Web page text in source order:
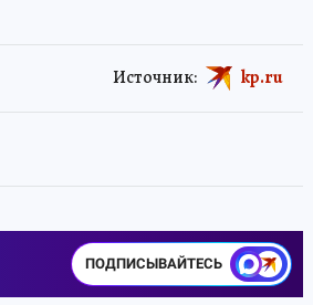
Источник: kp.ru
ПОДПИСЫВАЙТЕСЬ